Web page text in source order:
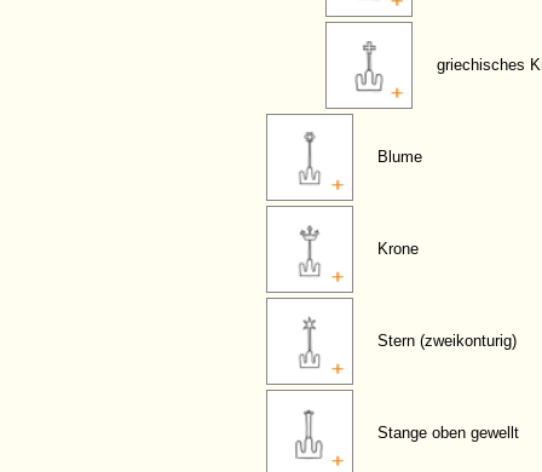
griechisches
Blume
Krone
Stern (zweikonturig)
Stange oben gewellt